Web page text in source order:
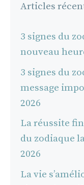
Articles
3 signes du
nouveau
3 signes du
message
2026
La réussite
du zodiaque
2026
La vie